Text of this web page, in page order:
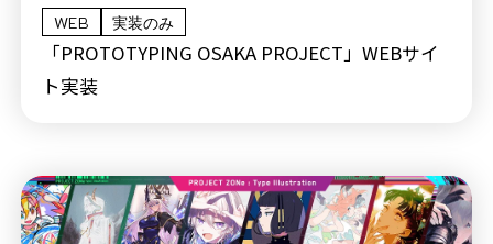
WEB 実装のみ
「PROTOTYPING OSAKA PROJECT」WEBサイ
ト実装